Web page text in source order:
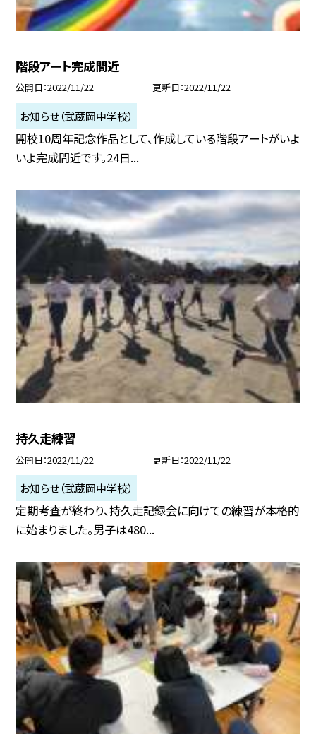
階段アート完成間近
公開日 2022/11/22 更新日 2022/11/22
お知らせ（武蔵岡中学校）
開校10周年記念作品として、作成している階段アートがいよ
いよ完成間近です。24日...
持久走練習
公開日 2022/11/22 更新日 2022/11/22
お知らせ（武蔵岡中学校）
定期考査が終わり、持久走記録会に向けての練習が本格的
に始まりました。男子は480...